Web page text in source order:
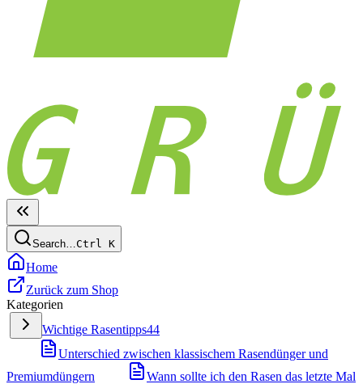
Search…Ctrl K
Home
Zurück zum Shop
Kategorien
Wichtige Rasentipps44
Unterschied zwischen klassischem Rasendünger und
Premiumdüngern
Wann sollte ich den Rasen das letzte Mal